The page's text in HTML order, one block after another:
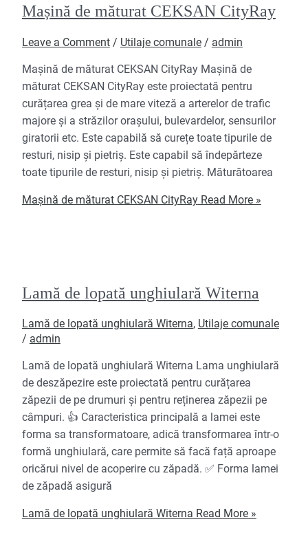
Mașină de măturat CEKSAN CityRay
Leave a Comment / Utilaje comunale/ admin
Mașină de măturat CEKSAN CityRay Mașină de
măturat CEKSAN CityRay este proiectată pentru
curățarea grea și de mare viteză a arterelor de trafic
majore și a străzilor orașului, bulevardelor, sensurilor
giratorii etc. Este capabilă să curețe toate tipurile de
resturi, nisip și pietriș. Este capabil să îndepărteze
toate tipurile de resturi, nisip și pietriș. Măturătoarea
Mașină de măturat CEKSAN CityRayRead More »
Lamă de lopată unghiulară Witerna
Lamă de lopată unghiulară Witerna, Utilaje comunale
/ admin
Lamă de lopată unghiulară Witerna Lama unghiulară
de deszăpezire este proiectată pentru curățarea
zăpezii de pe drumuri și pentru reținerea zăpezii pe
câmpuri. 👍 Caracteristica principală a lamei este
forma sa transformatoare, adică transformarea într-o
formă unghiulară, care permite să facă față aproape
oricărui nivel de acoperire cu zăpadă. ✅ Forma lamei
de zăpadă asigură
Lamă de lopată unghiulară Witerna Read More »